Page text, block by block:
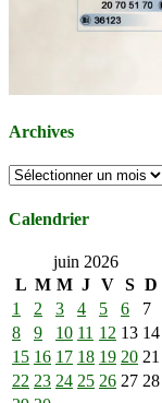
Archives
Archives
Calendrier
juin 2026
L M M J V S D
1
2 3 4 5 6
7
8
9 10 11 12 13 14
15 16 17 18 19 20 21
22 23 24 25 26 27 28